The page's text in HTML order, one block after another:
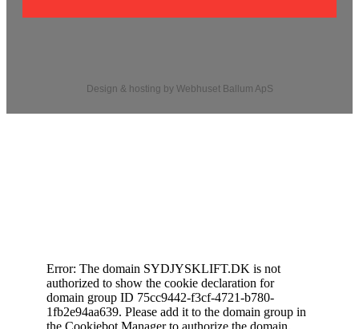
Design & hosting by Webhuset Ballum ApS
Error: The domain SYDJYSKLIFT.DK is not
authorized to show the cookie declaration for
domain group ID 75cc9442-f3cf-4721-b780-
1fb2e94aa639. Please add it to the domain group in
the Cookiebot Manager to authorize the domain.